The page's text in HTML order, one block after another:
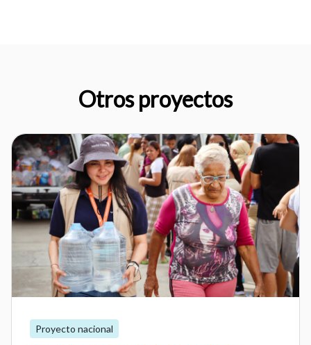
Otros proyectos
Proyecto nacional